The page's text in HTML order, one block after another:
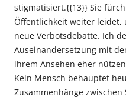
stigmatisiert.{{13}} Sie
Öffentlichkeit weiter leidet,
neue Verbotsdebatte. Ich
Auseinandersetzung mit
ihrem Ansehen eher
Kein Mensch behauptet
Zusammenhänge